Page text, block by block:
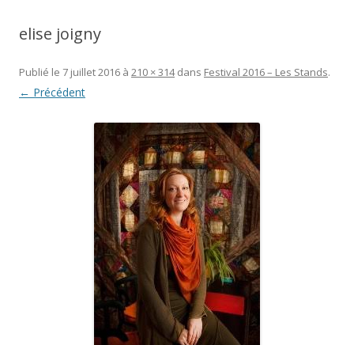
elise joigny
Publié le 7 juillet 2016 à 210 × 314dans Festival 2016 – Les Stands.
← Précédent